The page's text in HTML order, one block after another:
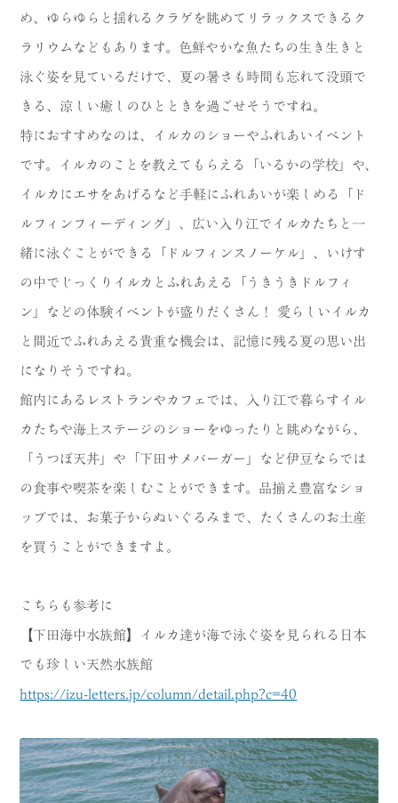
め、ゆらゆらと揺れるクラゲを眺めてリラックスできるク
ラリウムなどもあります。色鮮やかな魚たちの生き生きと
泳ぐ姿を見ているだけで、夏の暑さも時間も忘れて没頭で
きる、涼しい癒しのひとときを過ごせそうですね。
特におすすめなのは、イルカのショーやふれあいイベント
です。イルカのことを教えてもらえる「いるかの学校」や、
イルカにエサをあげるなど手軽にふれあいが楽しめる「ド
ルフィンフィーディング」、広い入り江でイルカたちと一
緒に泳ぐことができる「ドルフィンスノーケル」、いけす
の中でじっくりイルカとふれあえる「うきうきドルフィ
ン」などの体験イベントが盛りだくさん！ 愛らしいイルカ
と間近でふれあえる貴重な機会は、記憶に残る夏の思い出
になりそうですね。
館内にあるレストランやカフェでは、入り江で暮らすイル
カたちや海上ステージのショーをゆったりと眺めながら、
「うつぼ天丼」や「下田サメバーガー」など伊豆ならでは
の食事や喫茶を楽しむことができます。品揃え豊富なショ
ップでは、お菓子からぬいぐるみまで、たくさんのお土産
を買うことができますよ。
こちらも参考に
【下田海中水族館】イルカ達が海で泳ぐ姿を見られる日本
でも珍しい天然水族館
https://izu-letters.jp/column/detail.php?c=40